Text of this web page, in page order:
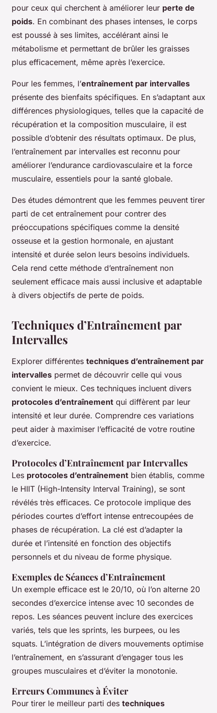
pour ceux qui cherchent à améliorer leur perte de
poids. En combinant des phases intenses, le corps
est poussé à ses limites, accélérant ainsi le
métabolisme et permettant de brûler les graisses
plus efficacement, même après l’exercice.
Pour les femmes, l’entraînement par intervalles
présente des bienfaits spécifiques. En s’adaptant aux
différences physiologiques, telles que la capacité de
récupération et la composition musculaire, il est
possible d’obtenir des résultats optimaux. De plus,
l’entraînement par intervalles est reconnu pour
améliorer l’endurance cardiovasculaire et la force
musculaire, essentiels pour la santé globale.
Des études démontrent que les femmes peuvent tirer
parti de cet entraînement pour contrer des
préoccupations spécifiques comme la densité
osseuse et la gestion hormonale, en ajustant
intensité et durée selon leurs besoins individuels.
Cela rend cette méthode d’entraînement non
seulement efficace mais aussi inclusive et adaptable
à divers objectifs de perte de poids.
Techniques d’Entraînement par
Intervalles
Explorer différentes techniques d’entraînement par
intervalles permet de découvrir celle qui vous
convient le mieux. Ces techniques incluent divers
protocoles d’entraînement qui diffèrent par leur
intensité et leur durée. Comprendre ces variations
peut aider à maximiser l’efficacité de votre routine
d’exercice.
Protocoles d’Entraînement par Intervalles
Les protocoles d’entraînement bien établis, comme
le HIIT (High-Intensity Interval Training), se sont
révélés très efficaces. Ce protocole implique des
périodes courtes d’effort intense entrecoupées de
phases de récupération. La clé est d’adapter la
durée et l’intensité en fonction des objectifs
personnels et du niveau de forme physique.
Exemples de Séances d’Entraînement
Un exemple efficace est le 20/10, où l’on alterne 20
secondes d’exercice intense avec 10 secondes de
repos. Les séances peuvent inclure des exercices
variés, tels que les sprints, les burpees, ou les
squats. L’intégration de divers mouvements optimise
l’entraînement, en s’assurant d’engager tous les
groupes musculaires et d’éviter la monotonie.
Erreurs Communes à Éviter
Pour tirer le meilleur parti des techniques